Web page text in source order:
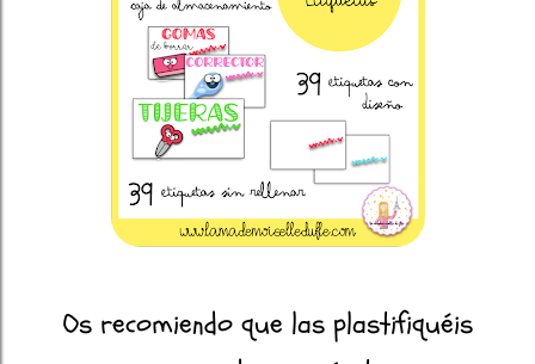
Os recomiendo que las plastifiquéis